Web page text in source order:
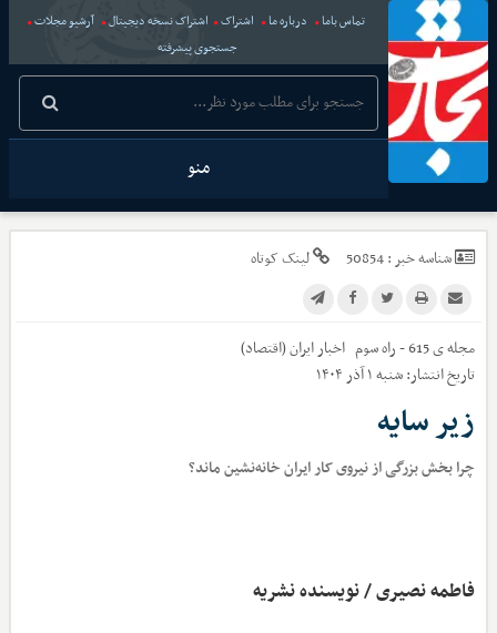
تماس باما درباره ما اشتراک اشتراک نسخه دیجیتال
آرشیو مجلات
جستجوی پیشرفته
منو
شناسه خبر :50854 لینک کوتاه
مجله ی 615 - راه سوم اخبارایران (اقتصاد)
تاریخ انتشار:شنبه ۱ آذر ۱۴۰۴
زیر سایه
چرا بخش بزرگی از نیروی کار ایران خانه‌نشین ماند؟
فاطمه نصیری / نویسنده نشریه